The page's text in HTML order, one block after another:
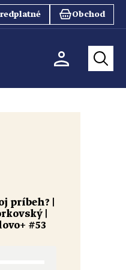
Obchod
príbeh? |
|
#53